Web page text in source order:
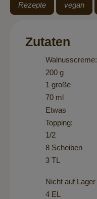
Rezepte vegan
Zutaten
Walnusscreme:
200 g
1 große
70 ml
Etwas
Topping:
1/2
8 Scheiben
3 TL
Nicht auf Lager
4 EL